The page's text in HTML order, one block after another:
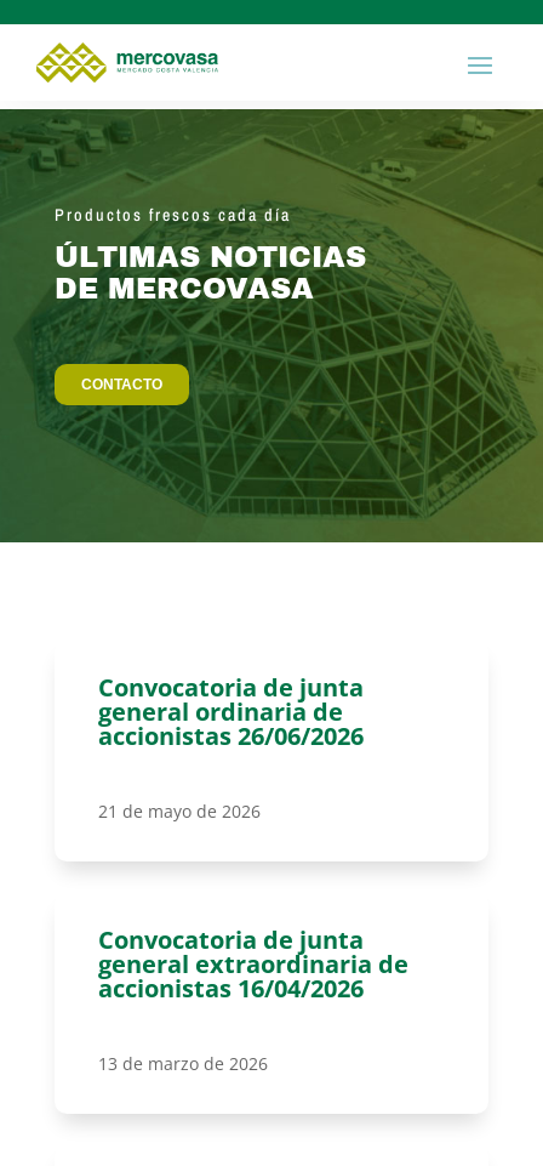
Productos frescos cada día
ÚLTIMAS NOTICIAS
DE MERCOVASA
CONTACTO
Convocatoria de junta
general ordinaria de
accionistas 26/06/2026
21 de mayo de 2026
Convocatoria de junta
general extraordinaria de
accionistas 16/04/2026
13 de marzo de 2026